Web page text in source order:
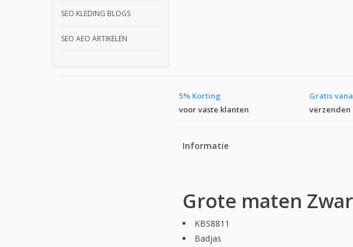
SEO KLEDING BLOGS
SEO AEO ARTIKELEN
5% Korting
voor vaste klanten
Gratis
verzenden
Informatie
Grote maten
KBS8811
Badjas